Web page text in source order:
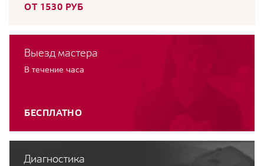
ОТ 1530 РУБ
Выезд мастера
В течение часа
БЕСПЛАТНО
Диагностика